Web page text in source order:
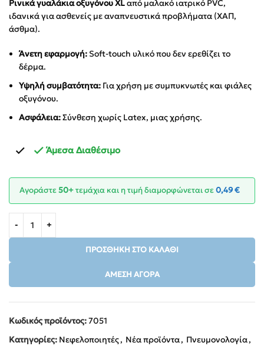
Ρινικά γυαλάκια οξυγόνου XLαπό μαλακό ιατρικό PVC,
ιδανικά για ασθενείς με αναπνευστικά προβλήματα (ΧΑΠ,
άσθμα).
Άνετη εφαρμογή: Soft-touch υλικό που δεν ερεθίζει το
δέρμα.
Υψηλή συμβατότητα: Για χρήση με συμπυκνωτές και φιάλες
οξυγόνου.
Ασφάλεια:Σύνθεση χωρίς Latex, μιας χρήσης.
Άμεσα Διαθέσιμο
Αγοράστε50+τεμάχια και η τιμή διαμορφώνεται σε0,49€
ΠΡΟΣΘΉΚΗ ΣΤΟ ΚΑΛΆΘΙ
ΆΜΕΣΗ ΑΓΟΡΆ
Κωδικός προϊόντος:7051
Κατηγορίες: Νεφελοποιητές, Νέα προϊόντα, Πνευμονολογία,